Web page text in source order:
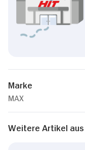
Marke
MAX
Weitere Artikel